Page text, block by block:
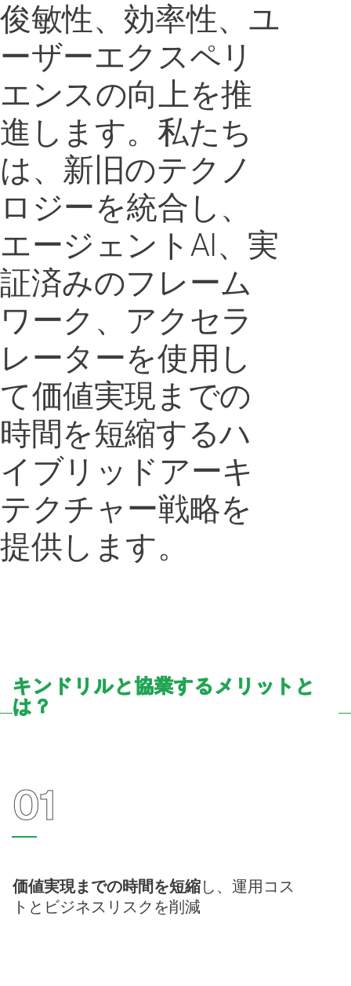
俊敏性、効率性、ユ
ーザーエクスペリ
エンスの向上を推
進します。 私たち
は、新旧のテクノ
ロジーを統合し、
エージェントAI、実
証済みのフレーム
ワーク、アクセラ
レーターを使用し
て価値実現までの
時間を短縮するハ
イブリッドアーキ
テクチャー戦略を
提供します。
キンドリルと協業するメリットと
は？
01
価値実現までの時間を短縮し、運用コス
トとビジネスリスクを削減